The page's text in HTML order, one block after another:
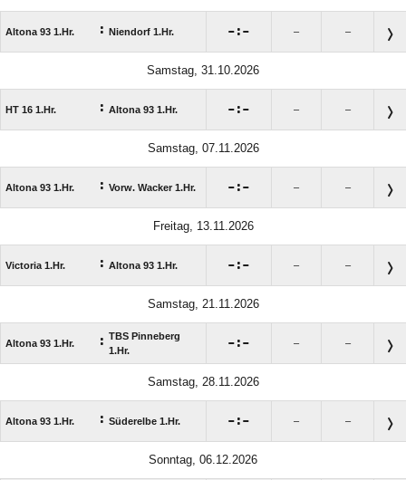
Altona 93 1.Hr. : Niendorf 1.Hr. : – –
Samstag, 31.10.2026
HT 16 1.Hr. : Altona 93 1.Hr. : – –
Samstag, 07.11.2026
Altona 93 1.Hr. : Vorw. Wacker 1.Hr. : – –
Freitag, 13.11.2026
Victoria 1.Hr. : Altona 93 1.Hr. : – –
Samstag, 21.11.2026
Altona 93 1.Hr. : TBS Pinneberg
1.Hr.
: – –
Samstag, 28.11.2026
Altona 93 1.Hr. : Süderelbe 1.Hr. : – –
Sonntag, 06.12.2026